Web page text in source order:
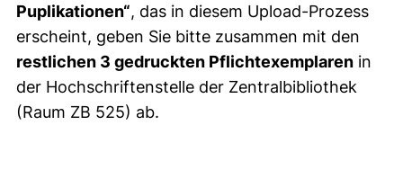
Puplikationen“, das in diesem Upload-Prozess
erscheint, geben Sie bitte zusammen mit den
restlichen 3 gedruckten Pflichtexemplaren in
der Hochschriftenstelle der Zentralbibliothek
(Raum ZB 525) ab.